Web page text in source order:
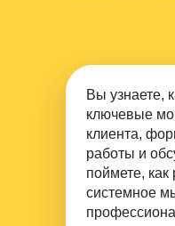
Вы узнаете,
ключевые
клиента,
работы и
поймете, как
системное